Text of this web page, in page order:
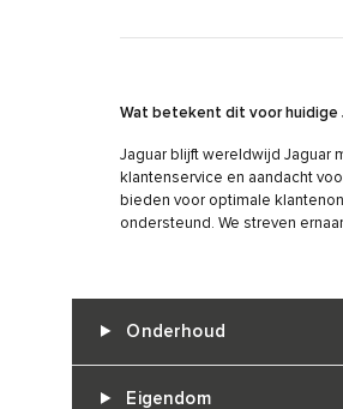
Wat betekent dit voor huidige
Jaguar blijft wereldwijd Jaguar
klantenservice en aandacht
bieden voor optimale
ondersteund. We streven
Onderhoud
Eigendom